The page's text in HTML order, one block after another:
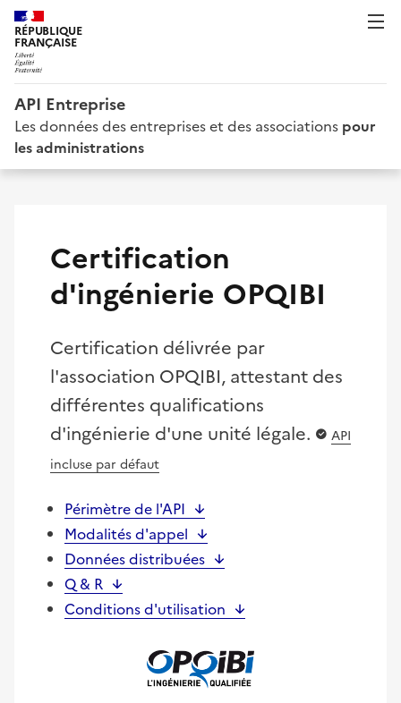
RÉPUBLIQUE
FRANÇAISE
API Entreprise
Les données des entreprises et des associations pour
les administrations
Certification
d'ingénierie OPQIBI
Certification délivrée par
l'association OPQIBI, attestant des
différentes qualifications
d'ingénierie d'une unité légale.
API
incluse par défaut
Périmètre de l'API
Modalités d'appel
Données distribuées
Q & R
Conditions d'utilisation